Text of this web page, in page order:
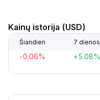
Kainų istorija (USD)
Šiandien 7 dienos
-0.06% +5.08%